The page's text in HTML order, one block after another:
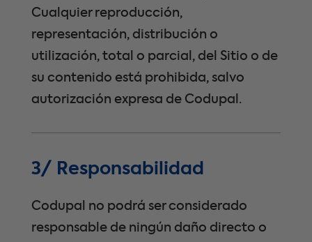
Cualquier reproducción,
representación, distribución o
utilización, total o parcial, del Sitio o de
su contenido está prohibida, salvo
autorización expresa de Codupal.
3/ Responsabilidad
Codupal no podrá ser considerado
responsable de ningún daño directo o